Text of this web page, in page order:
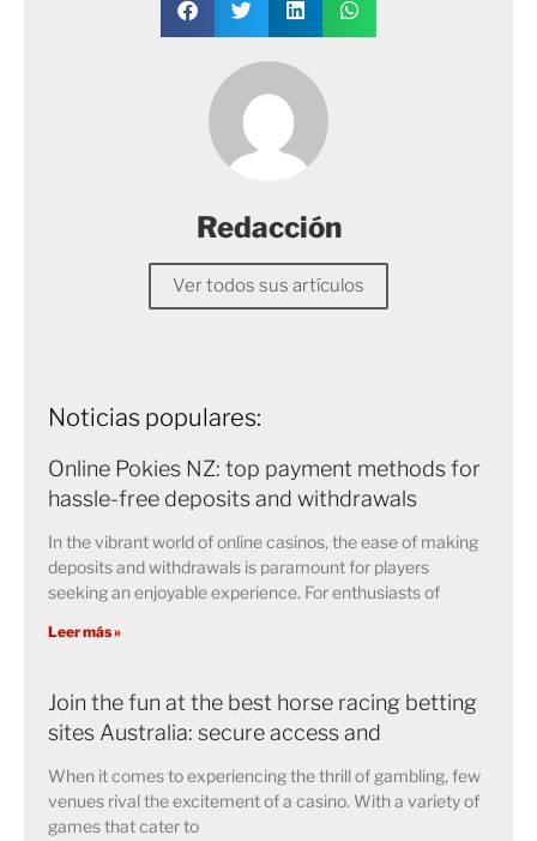
Redacción
Ver todos sus artículos
Noticias populares:
Online Pokies NZ: top payment methods for
hassle-free deposits and withdrawals
In the vibrant world of online casinos, the ease of making
deposits and withdrawals is paramount for players
seeking an enjoyable experience. For enthusiasts of
Leer más »
Join the fun at the best horse racing betting
sites Australia: secure access and
When it comes to experiencing the thrill of gambling, few
venues rival the excitement of a casino. With a variety of
games that cater to